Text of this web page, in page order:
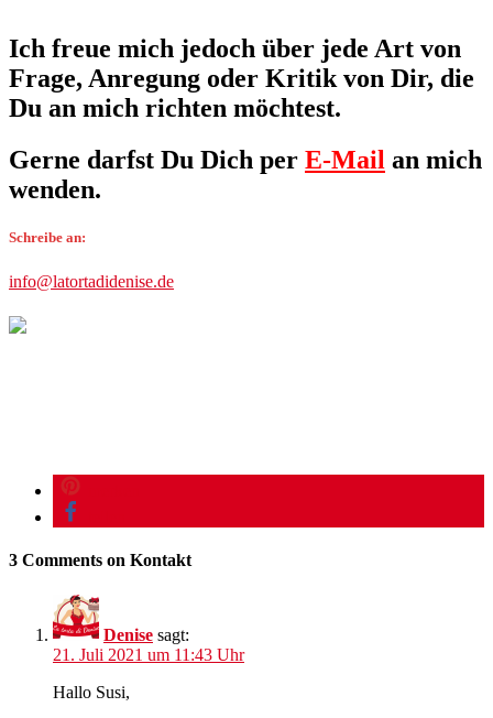
Ich freue mich jedoch über jede Art von
Frage, Anregung oder Kritik von Dir, die
Du an mich richten möchtest.
Gerne darfst Du Dich per E-Mail an mich
wenden.
Schreibe an:
info@latortadidenise.de
3 Comments on Kontakt
Denise sagt:
21. Juli 2021 um 11:43 Uhr
Hallo Susi,